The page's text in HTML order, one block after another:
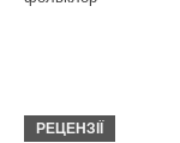
РЕЦЕНЗІЇ